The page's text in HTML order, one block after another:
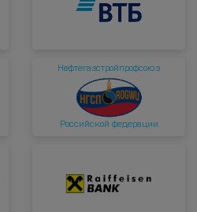
Нефтегазстройпрофсоюз
Российской федерации